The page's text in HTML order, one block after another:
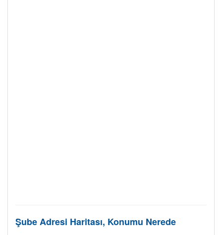
Şube Adresi Haritası, Konumu Nerede